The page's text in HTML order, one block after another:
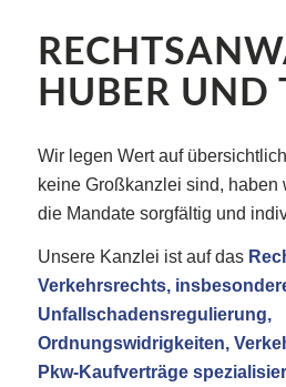
HUBER UND
Wir legen Wert auf
keine Großkanzlei sind, haben
die Mandate sorgfältig und
Unsere Kanzlei ist auf das
Verkehrsrechts,
Unfallschadensregulierung,
Ordnungswidrigkeiten,
Pkw-Kaufverträge